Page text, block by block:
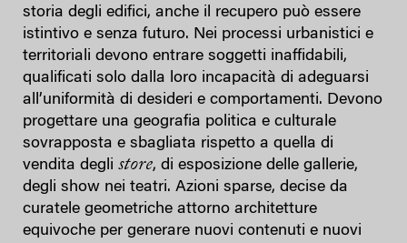
storia degli edifici, anche il recupero può essere
istintivo e senza futuro. Nei processi urbanistici e
territoriali devono entrare soggetti inaffidabili,
qualificati solo dalla loro incapacità di adeguarsi
all’uniformità di desideri e comportamenti. Devono
progettare una geografia politica e culturale
sovrapposta e sbagliata rispetto a quella di
vendita degli store, di esposizione delle gallerie,
degli show nei teatri. Azioni sparse, decise da
curatele geometriche attorno architetture
equivoche per generare nuovi contenuti e nuovi